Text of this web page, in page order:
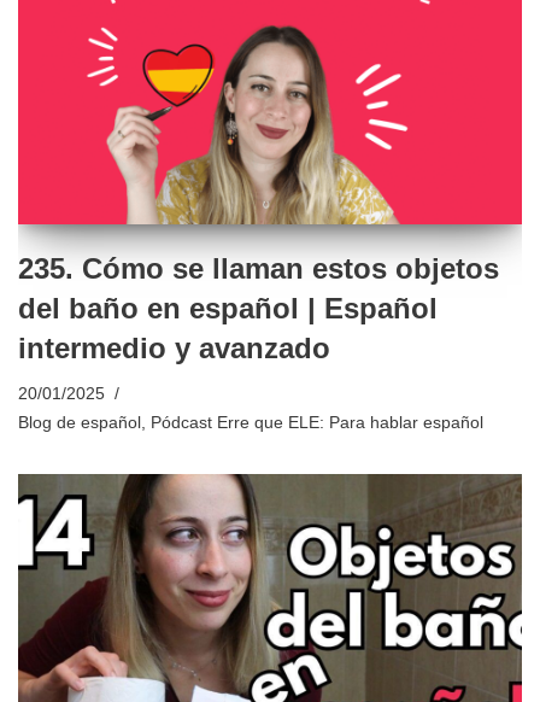
235. Cómo se llaman estos objetos
del baño en español | Español
intermedio y avanzado
20/01/2025
Blog de español , Pódcast Erre que ELE: Para hablar español